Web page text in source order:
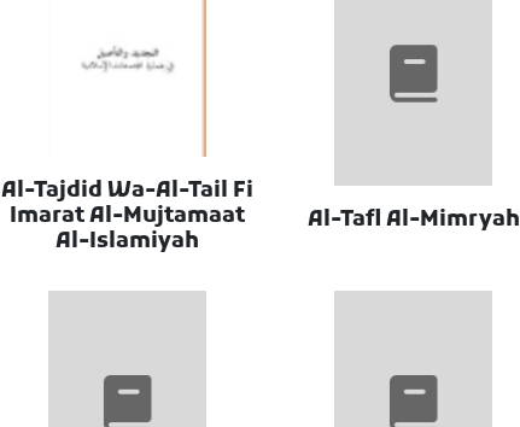
Al-Tafl Al-Mimryah
Al-Tajdid Wa-Al-Tail Fi
Imarat Al-Mujtamaat
Al-Islamiyah